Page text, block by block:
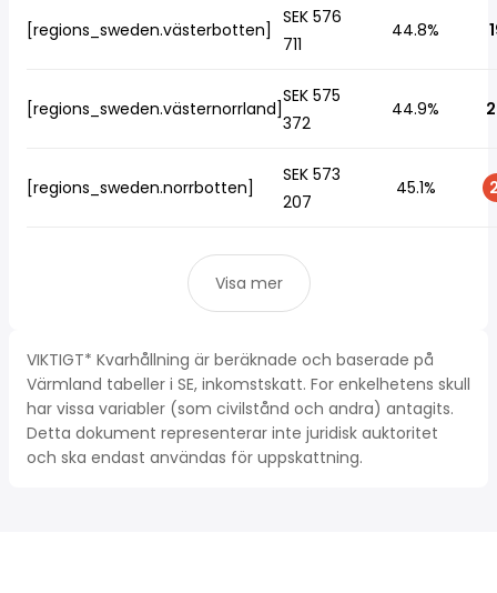
[regions_sweden.västerbotten]
SEK 576
711
44.8%
[regions_sweden.västernorrland]
SEK 575
372
44.9%
[regions_sweden.norrbotten]
SEK 573
207
45.1%
Visa mer
VIKTIGT* Kvarhållning är beräknade och baserade på
Värmland tabeller i SE, inkomstskatt. For enkelhetens skull
har vissa variabler (som civilstånd och andra) antagits.
Detta dokument representerar inte juridisk auktoritet
och ska endast användas för uppskattning.